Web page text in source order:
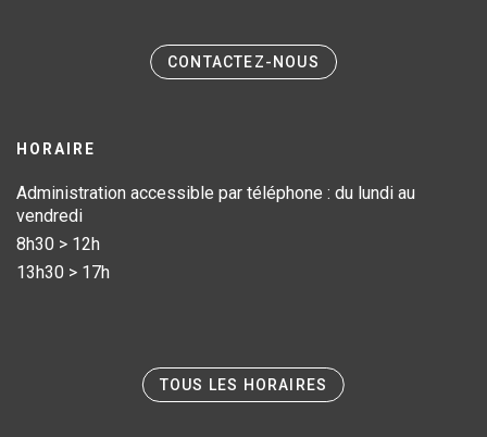
CONTACTEZ-NOUS
HORAIRE
Administration accessible par téléphone : du lundi au
vendredi
8h30 > 12h
13h30 > 17h
TOUS LES HORAIRES